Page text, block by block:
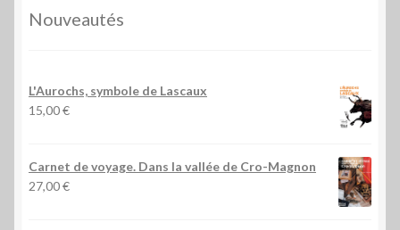
Nouveautés
L'Aurochs, symbole de Lascaux
15,00€
Carnet de voyage. Dans la vallée de Cro-Magnon
27,00€